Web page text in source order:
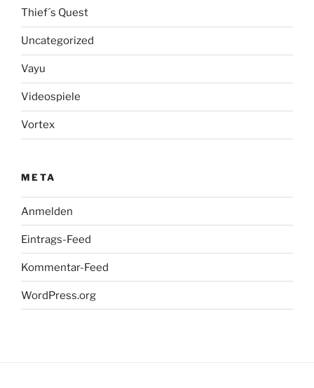
Thief´s Quest
Uncategorized
Vayu
Videospiele
Vortex
META
Anmelden
Eintrags-Feed
Kommentar-Feed
WordPress.org